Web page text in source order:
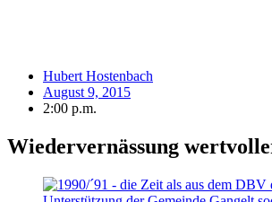
Hubert Hostenbach
August 9, 2015
2:00 p.m.
Wiedervernässung